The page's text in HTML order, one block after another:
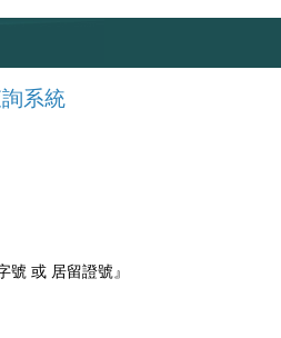
系統
號 或 居留證號』